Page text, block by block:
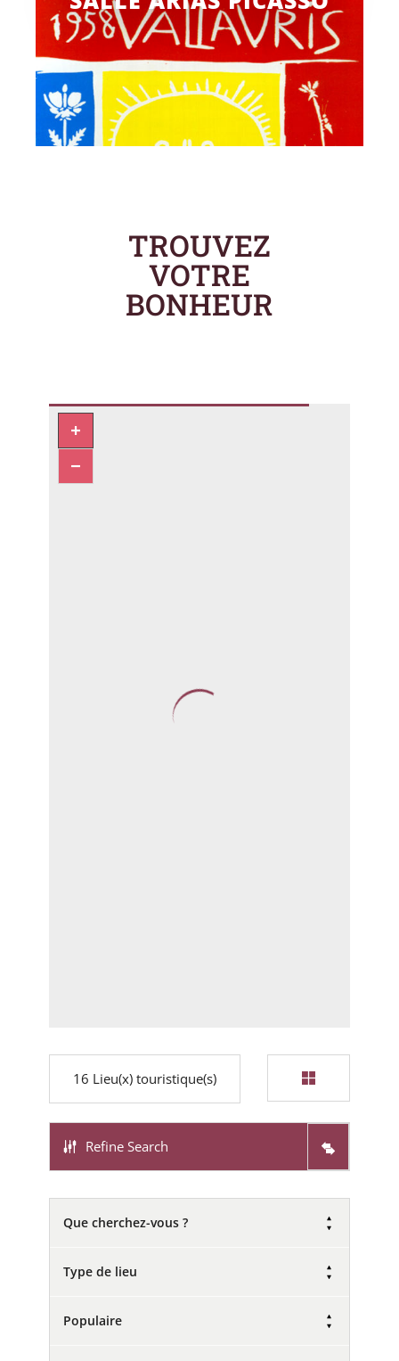
TROUVEZ
VOTRE
BONHEUR
16 Lieu(x) touristique(s)
Refine Search
Que cherchez-vous ?
Type de lieu
Populaire